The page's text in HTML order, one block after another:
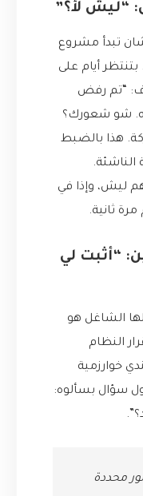
“ليش لأ؟”
تبدأ مشروع
أيام على
“تم رفض
شو شعورك؟
هذا بالضبط
الناشئة.
ليش، وإذا في
ثانية.
“أثبت لي
الشاغل هو
النظام
خوارزمية
سؤال بسألوه:
محددة